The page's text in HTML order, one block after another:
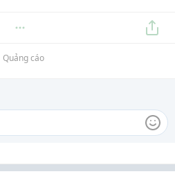
Quảng cáo